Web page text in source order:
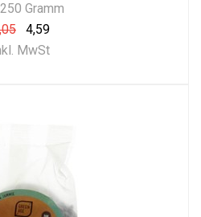
Gramm
4,59
MwSt